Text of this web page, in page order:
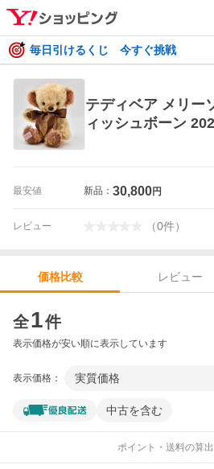
毎日引けるくじ 今すぐ挑戦
テディベア メリー
ィッシュボーン
最安値 新品： 30,800円
レビュー （0件）
価格比較 レビュー
全1件
表示価格が安い順に表示しています
表示価格： 実質価格
中古を含む
ポイント・送料の算